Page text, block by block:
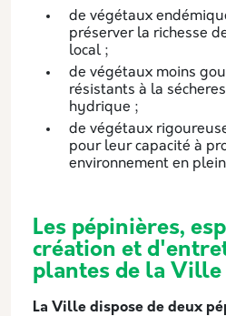
de végétaux
préserver la richesse
local ;
de végétaux moins
résistants à la
hydrique ;
de végétaux
pour leur capacité à
environnement en
Les pépinières,
création et
plantes de la Ville
La Ville dispose de deux